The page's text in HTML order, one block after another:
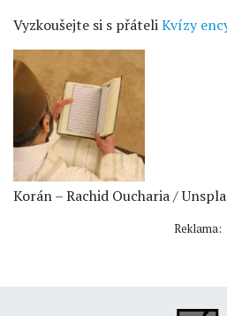
Vyzkoušejte si s přáteliKvízy
Korán – Rachid Oucharia /
Reklama: